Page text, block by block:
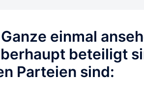
einmal
beteiligt
Parteien sind: